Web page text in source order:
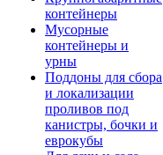
контейнеры
Мусорные
контейнеры и
урны
Поддоны для сбора
и локализации
проливов под
канистры, бочки и
еврокубы